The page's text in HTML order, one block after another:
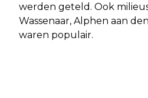
werden geteld. Ook
Wassenaar, Alphen aan
waren populair.